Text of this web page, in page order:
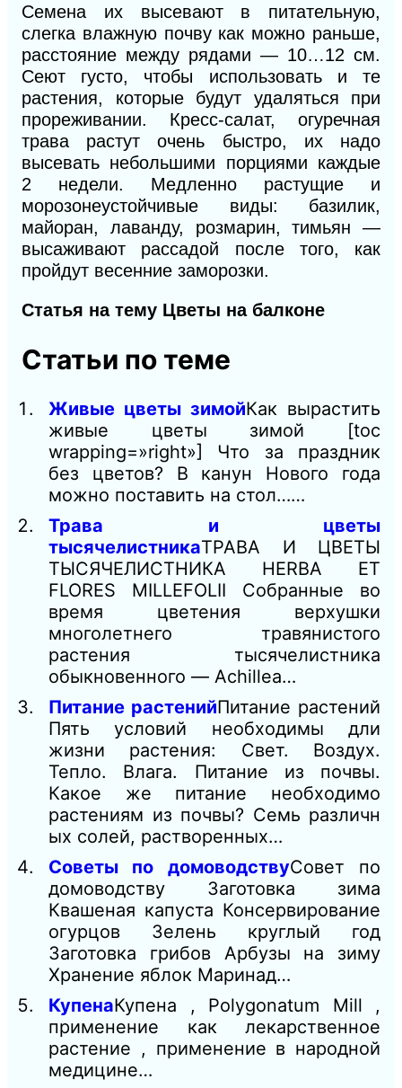
Семена их высевают в питательную,
слегка влажную почву как можно раньше,
расстояние между рядами — 10…12 см.
Сеют густо, чтобы использовать и те
растения, которые будут удаляться при
прореживании. Кресс-салат, огуречная
трава растут очень быстро, их надо
высевать небольшими порциями каждые
2 недели. Медленно растущие и
морозонеустойчивые виды: базилик,
майоран, лаванду, розмарин, тимьян —
высаживают рассадой после того, как
пройдут весенние заморозки.
Статья на тему Цветы на балконе
Статьи по теме
Живые цветы зимойКак вырастить
живые цветы зимой [toc
wrapping=»right»] Что за праздник
без цветов? В канун Нового года
можно поставить на стол……
Трава и цветы
тысячелистникаТРАВА И ЦВЕТЫ
ТЫСЯЧЕЛИСТНИКА HERBA ЕТ
FLORES MILLEFOLII Собранные во
время цветения верхушки
многолетнего травянистого
растения тысячелистника
обыкновенного — Achillea…
Питание растенийПитание растений
Пять условий необходимы дли
жизни растения: Свет. Воздух.
Тепло. Влага. Питание из почвы.
Какое же питание необходимо
растениям из почвы? Семь различн
ых солей, растворенных…
Советы по домоводствуСовет по
домоводству Заготовка зима
Квашеная капуста Консервирование
огурцов Зелень круглый год
Заготовка грибов Арбузы на зиму
Хранение яблок Маринад…
КупенаКупена , Polygonatum Mill ,
применение как лекарственное
растение , применение в народной
медицине…